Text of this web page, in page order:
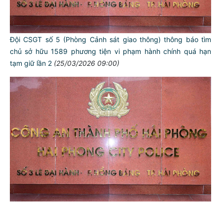
Đội CSGT số 5 (Phòng Cảnh sát giao thông) thông báo tìm
chủ sở hữu 1589 phương tiện vi phạm hành chính quá hạn
tạm giữ lần 2 (25/03/2026 09:00)